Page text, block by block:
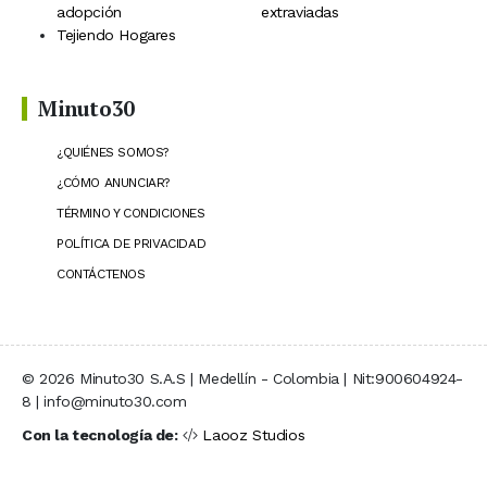
adopción
extraviadas
Tejiendo Hogares
Minuto30
¿QUIÉNES SOMOS?
¿CÓMO ANUNCIAR?
TÉRMINO Y CONDICIONES
POLÍTICA DE PRIVACIDAD
CONTÁCTENOS
© 2026 Minuto30 S.A.S | Medellín - Colombia | Nit:900604924-
8 | info@minuto30.com
Con la tecnología de:
Laooz Studios